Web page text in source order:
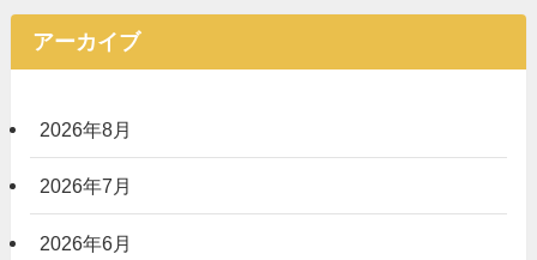
アーカイブ
2026年8月
2026年7月
2026年6月